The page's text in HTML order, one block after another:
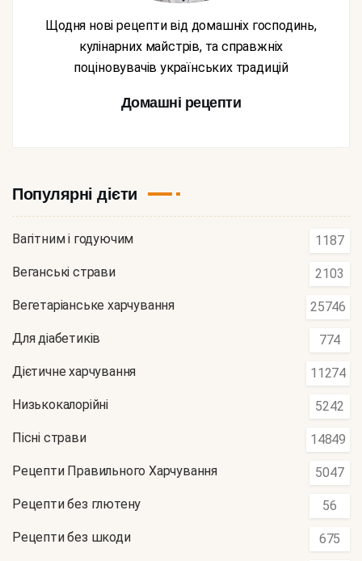
Щодня нові рецепти від домашніх господинь,
кулінарних майстрів, та справжніх
поціновувачів українських традицій
Домашні рецепти
Популярні дієти
Вагітним і годуючим 1187
Веганські страви 2103
Вегетаріанське харчування 25746
Для діабетиків 774
Дієтичне харчування 11274
Низькокалорійні 5242
Пісні страви 14849
Рецепти Правильного Харчування 5047
Рецепти без глютену 56
Рецепти без шкоди 675